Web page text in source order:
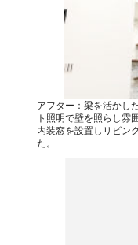
アフター：梁を活かし
ト照明で壁を照らし雰
内装窓を設置しリビン
た。